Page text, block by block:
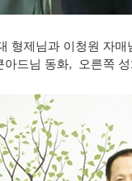
형제님과 이청원 자매
아드님 동화, 오른쪽